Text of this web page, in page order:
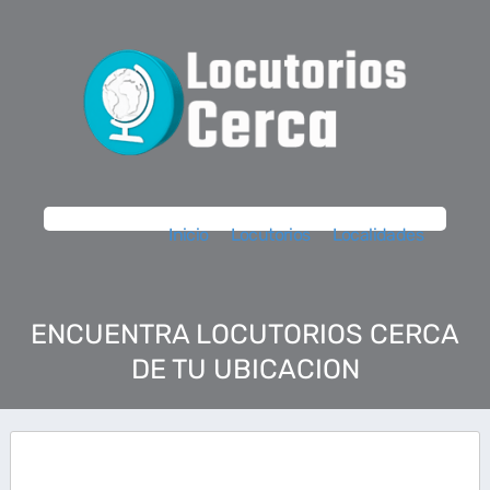
Inicio Locutorios Localidades
ENCUENTRA LOCUTORIOS CERCA
DE TU UBICACION